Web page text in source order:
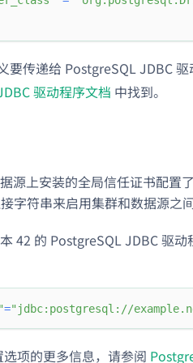
要传递给 PostgreSQL JDBC
驱动程序文档 中找到。
源上安装的全局信任证书配置
字符串来启用集群和数据源之间
42 的 PostgreSQL JDBC 驱
="jdbc:postgresql://
项的更多信息，请参阅